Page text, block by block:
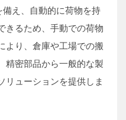
備え、自動的に荷物を持
きるため、手動での荷物
より、倉庫や工場での搬
精密部品から一般的な製
リューションを提供しま